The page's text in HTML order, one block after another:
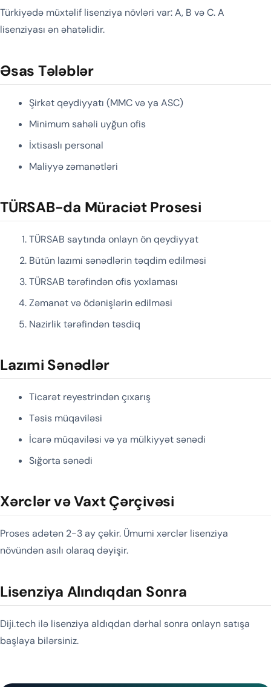
Türkiyədə müxtəlif lisenziya növləri var: A, B və C. A
lisenziyası ən əhatəlidir.
Əsas Tələblər
Şirkət qeydiyyatı (MMC və ya ASC)
Minimum sahəli uyğun ofis
İxtisaslı personal
Maliyyə zəmanətləri
TÜRSAB-da Müraciət Prosesi
TÜRSAB saytında onlayn ön qeydiyyat
Bütün lazımi sənədlərin təqdim edilməsi
TÜRSAB tərəfindən ofis yoxlaması
Zəmanət və ödənişlərin edilməsi
Nazirlik tərəfindən təsdiq
Lazımi Sənədlər
Ticarət reyestrindən çıxarış
Təsis müqaviləsi
İcarə müqaviləsi və ya mülkiyyət sənədi
Sığorta sənədi
Xərclər və Vaxt Çərçivəsi
Proses adətən 2-3 ay çəkir. Ümumi xərclər lisenziya
növündən asılı olaraq dəyişir.
Lisenziya Alındıqdan Sonra
Diji.tech ilə lisenziya aldıqdan dərhal sonra onlayn satışa
başlaya bilərsiniz.